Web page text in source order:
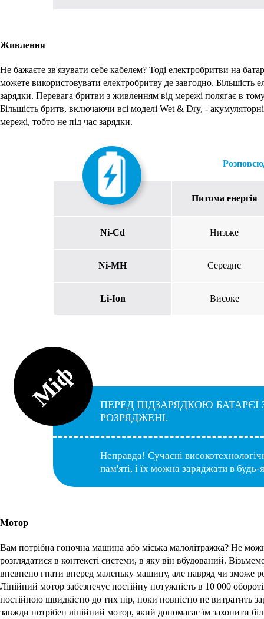
Живлення
Не бажаєте зв'язувати себе кабелем? Тоді електробритви на
можете використовувати електробритву де завгодно. Більшість
зарядки. Перевага бритви з живленням від мережі полягає в
Більшість бритв, включаючи всі моделі Wet & Dry, -
мережі, тобто не під час зарядки.
Питома енергія
Ni-Cd Низьке
Ni-MH Середнє
Li-Ion Високе
Міф
ПЕРЕД ПІДЗАРЯДКОЮ
РОЗРЯДЖЕНІ.
Неправда! Сучасні
пам'яті, і їх можна заряджати в
Мотор
Вам потрібна гоночна машина або міська малолітражка? Не
розглядатися в контексті системи, в яку він вбудований.
впевнено гнати вперед маленьку машину, але навряд чи зможе
Лінійний мотор забезпечує постійну потужність в 10 000
постійною швидкістю до тих пір, поки повністю не витратить
завжди потрібен лінійний мотор, який допомагає їм захопити